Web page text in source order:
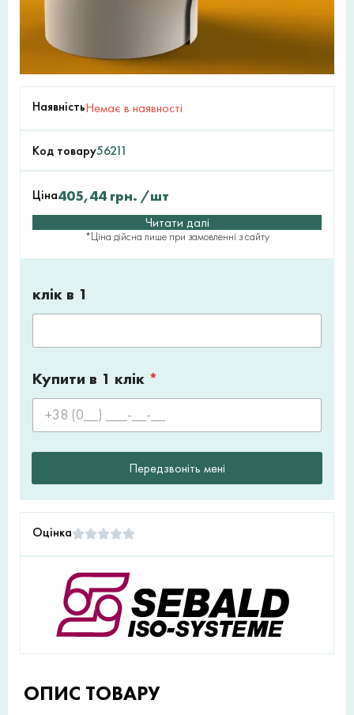
НаявністьНемає в наявності
Код товару56211
Ціна405,44 грн. /шт
Читати далі
*Ціна дійсна лише при замовленні з сайту
клік в 1
Купити в 1 клік *
Передзвоніть мені
Оцінка
ОПИС ТОВАРУ